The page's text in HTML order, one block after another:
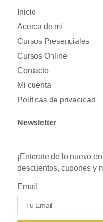
Inicio
Acerca de mí
Cursos Presenciales
Cursos Online
Contacto
Mi cuenta
Políticas de privacidad
Newsletter
¡Entérate de lo nuevo
descuentos, cupones y
Email